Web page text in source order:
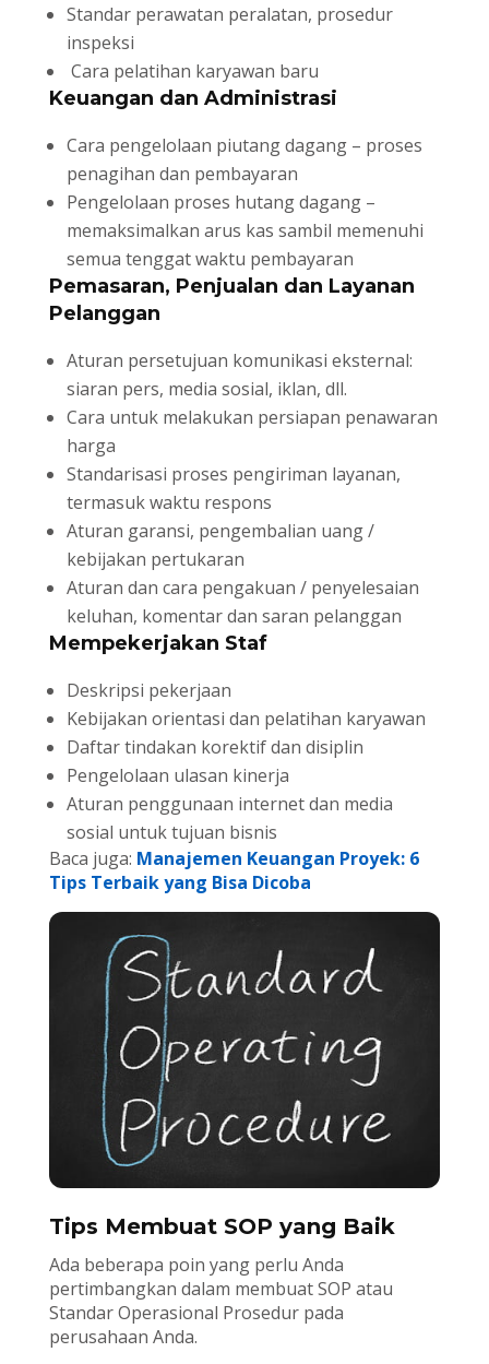
Standar perawatan peralatan, prosedur
inspeksi
Cara pelatihan karyawan baru
Keuangan dan Administrasi
Cara pengelolaan piutang dagang – proses
penagihan dan pembayaran
Pengelolaan proses hutang dagang –
memaksimalkan arus kas sambil memenuhi
semua tenggat waktu pembayaran
Pemasaran, Penjualan dan Layanan
Pelanggan
Aturan persetujuan komunikasi eksternal:
siaran pers, media sosial, iklan, dll.
Cara untuk melakukan persiapan penawaran
harga
Standarisasi proses pengiriman layanan,
termasuk waktu respons
Aturan garansi, pengembalian uang /
kebijakan pertukaran
Aturan dan cara pengakuan / penyelesaian
keluhan, komentar dan saran pelanggan
Mempekerjakan Staf
Deskripsi pekerjaan
Kebijakan orientasi dan pelatihan karyawan
Daftar tindakan korektif dan disiplin
Pengelolaan ulasan kinerja
Aturan penggunaan internet dan media
sosial untuk tujuan bisnis
Baca juga: Manajemen Keuangan Proyek: 6
Tips Terbaik yang Bisa Dicoba
Tips Membuat SOP yang Baik
Ada beberapa poin yang perlu Anda
pertimbangkan dalam membuat SOP atau
Standar Operasional Prosedur pada
perusahaan Anda.